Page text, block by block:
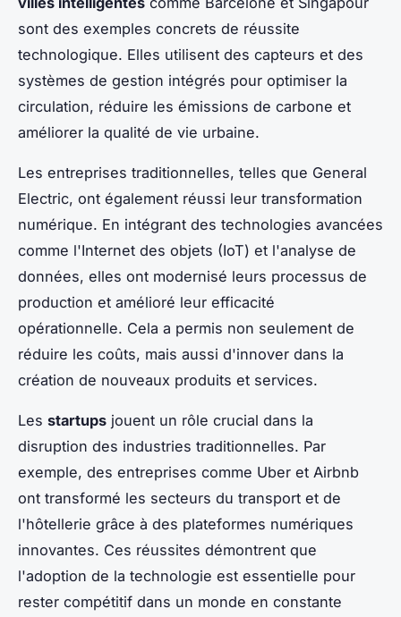
sont des exemples concrets de réussite
technologique. Elles utilisent des capteurs et des
systèmes de gestion intégrés pour optimiser la
circulation, réduire les émissions de carbone et
améliorer la qualité de vie urbaine.
Les entreprises traditionnelles, telles que General
Electric, ont également réussi leur transformation
numérique. En intégrant des technologies avancées
comme l'Internet des objets (IoT) et l'analyse de
données, elles ont modernisé leurs processus de
production et amélioré leur efficacité
opérationnelle. Cela a permis non seulement de
réduire les coûts, mais aussi d'innover dans la
création de nouveaux produits et services.
Les startups jouent un rôle crucial dans la
disruption des industries traditionnelles. Par
exemple, des entreprises comme Uber et Airbnb
ont transformé les secteurs du transport et de
l'hôtellerie grâce à des plateformes numériques
innovantes. Ces réussites démontrent que
l'adoption de la technologie est essentielle pour
rester compétitif dans un monde en constante